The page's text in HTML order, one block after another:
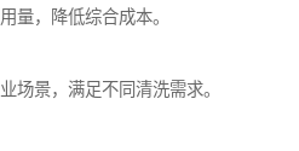
量，降低综合成本。
场景，满足不同清洗需求。